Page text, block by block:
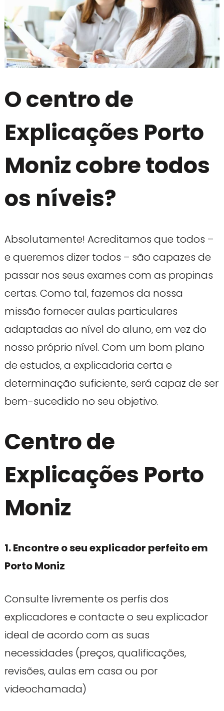
O centro de
Explicações Porto
Moniz cobre todos
os níveis?
Absolutamente! Acreditamos que todos –
e queremos dizer todos – são capazes de
passar nos seus exames com as propinas
certas. Como tal, fazemos da nossa
missão fornecer aulas particulares
adaptadas ao nível do aluno, em vez do
nosso próprio nível. Com um bom plano
de estudos, a explicadoria certa e
determinação suficiente, será capaz de ser
bem-sucedido no seu objetivo.
Centro de
Explicações Porto
Moniz
1. Encontre o seu explicador perfeito em
Porto Moniz
Consulte livremente os perfis dos
explicadores e contacte o seu explicador
ideal de acordo com as suas
necessidades (preços, qualificações,
revisões, aulas em casa ou por
videochamada)